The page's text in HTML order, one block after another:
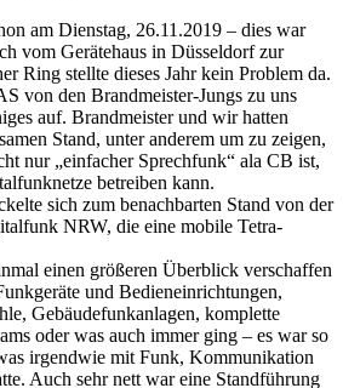
am Dienstag, 26.11.2019 – dies war
vom Gerätehaus in Düsseldorf zur
Ring stellte dieses Jahr kein Problem da.
von den Brandmeister-Jungs zu uns
auf. Brandmeister und wir hatten
Stand, unter anderem um zu zeigen,
nur „einfacher Sprechfunk“ ala CB ist,
betreiben kann.
sich zum benachbarten Stand von der
NRW, die eine mobile Tetra-
einen größeren Überblick verschaffen
und Bedieneinrichtungen,
Gebäudefunkanlagen, komplette
oder was auch immer ging – es war so
irgendwie mit Funk, Kommunikation
Auch sehr nett war eine Standführung